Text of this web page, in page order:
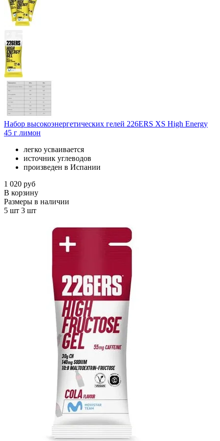
Набор высокоэнергетических гелей 226ERS XS High Energy
45 г лимон
легко усваивается
источник углеводов
произведен в Испании
1 020 руб
В корзину
Размеры в наличии
5 шт 3 шт